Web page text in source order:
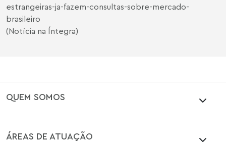
estrangeiras-ja-fazem-consultas-sobre-mercado-
brasileiro
(Notícia na Íntegra)
QUEM SOMOS
ÁREAS DE ATUAÇÃO